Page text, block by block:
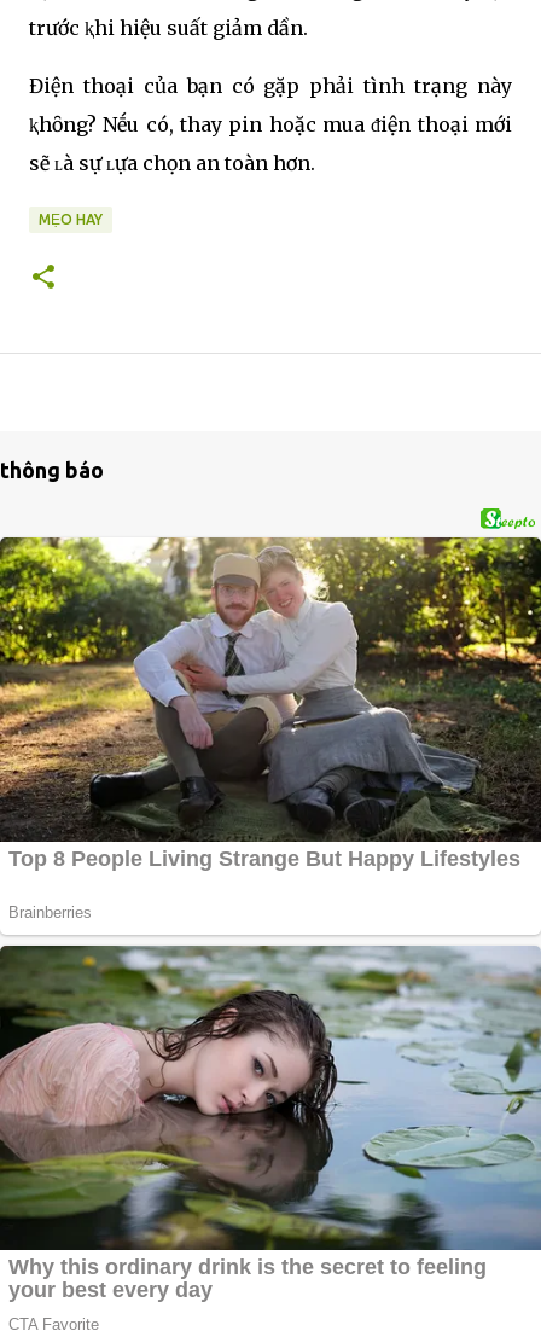
trước ⱪhi hiệu suất giảm dần.
Điện thoại của bạn có gặp phải tình trạng này
ⱪhȏng? Nḗu có, thay pin hoặc mua ᵭiện thoại mới
sẽ ʟà sự ʟựa chọn an toàn hơn.
MẸO HAY
thông báo